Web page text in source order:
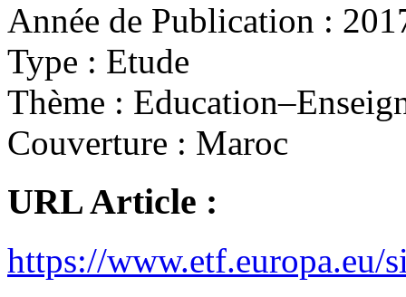
Année de Publication :
Type : Etude
Thème :
Couverture : Maroc
URL Article :
https://